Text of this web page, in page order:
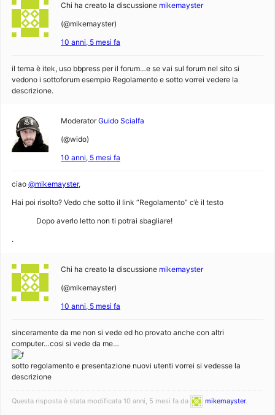
Chi ha creato la discussione mikemayster
(@mikemayster)
10 anni, 5 mesi fa
il tema è itek, uso bbpress per il forum…e se vai sul forum nel sito si
vedono i sottoforum esempio Regolamento e sotto vorrei vedere la
descrizione.
Moderator Guido Scialfa
(@wido)
10 anni, 5 mesi fa
ciao @mikemayster,
Hai poi risolto? Vedo che sotto il link “Regolamento” c’è il testo
Dopo averlo letto non ti potrai sbagliare!
.
Chi ha creato la discussione mikemayster
(@mikemayster)
10 anni, 5 mesi fa
sinceramente da me non si vede ed ho provato anche con altri
computer…cosi si vede da me…
sotto regolamento e presentazione nuovi utenti vorrei si vedesse la
descrizione
Questa risposta è stata modificata 10 anni, 5 mesi fa da mikemayster.